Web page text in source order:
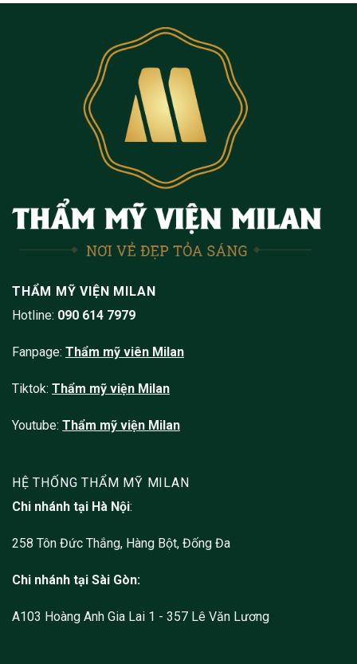
THẨM MỸ VIỆN MILAN
Hotline: 090 614 7979
Fanpage: Thẩm mỹ viên Milan
Tiktok: Thẩm mỹ viện Milan
Youtube: Thẩm mỹ viện Milan
HỆ THỐNG THẨM MỸ MILAN
Chi nhánh tại Hà Nội:
258 Tôn Đức Thắng, Hàng Bột, Đống Đa
Chi nhánh tại Sài Gòn:
A103 Hoàng Anh Gia Lai 1 - 357 Lê Văn Lương